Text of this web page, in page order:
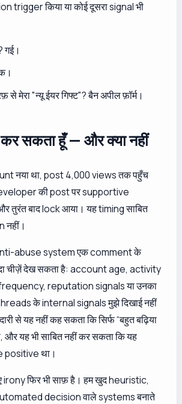
trigger किया या कोई दूसरा signal भी
गई।
से मेरा "न्यू ईयर गिफ्ट"? बैन अपील फ़ॉर्म।
कर सकता हूँ — और क्या नहीं
नया था, post 4,000 views तक पहुँच
की post पर supportive
तुरंत बाद lock आया। यहtimingसाबित
नहीं।
abuse system एक comment के
चीज़ें देख सकता है: account age, activity
reputation signals या उनका
के internal signals मुझे दिखाई नहीं
से यह नहीं कह सकता कि सिर्फ “बहुत बढ़िया
और यह भी साबित नहीं कर सकता कि यह
positive था।
फिर भी साफ़ है। हम खुद heuristic,
decision वाले systems बनाते